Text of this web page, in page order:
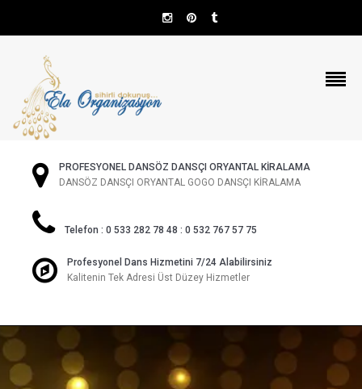
PROFESYONEL DANSÖZ DANSÇI ORYANTAL KİRALAMA
DANSÖZ DANSÇI ORYANTAL GOGO DANSÇI KİRALAMA
Telefon : 0 533 282 78 48 : 0 532 767 57 75
Profesyonel Dans Hizmetini 7/24 Alabilirsiniz
Kalitenin Tek Adresi Üst Düzey Hizmetler